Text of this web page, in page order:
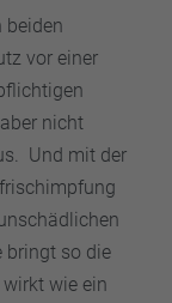
beiden
vor einer
nicht
Und mit der
bringt so die
wie ein